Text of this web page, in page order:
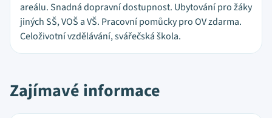
areálu. Snadná dopravní dostupnost. Ubytování pro žáky
jiných SŠ, VOŠ a VŠ. Pracovní pomůcky pro OV zdarma.
Celoživotní vzdělávání, svářečská škola.
Zajímavé informace